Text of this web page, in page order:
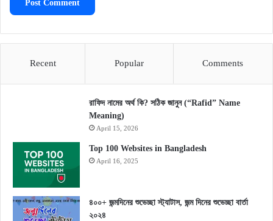
Recent Popular Comments
রাফিদ নামের অর্থ কি? সঠিক জানুন (“Rafid” Name
Meaning)
April 15, 2026
Top 100 Websites in Bangladesh
April 16, 2025
৪০০+ জন্মদিনের শুভেচ্ছা স্ট্যাটাস, জন্ম দিনের শুভেচ্ছা বার্তা
২০২৪